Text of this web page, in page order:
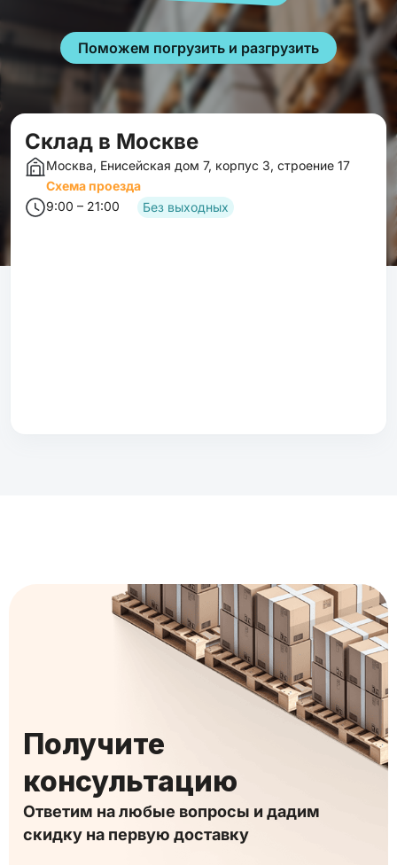
Поможем погрузить и разгрузить
Cклад в Москве
Москва, Енисейская дом 7, корпус 3, строение 17
Схема проезда
9:00 – 21:00
Без выходных
Получите
консультацию
Ответим на любые вопросы и дадим
скидку на первую доставку